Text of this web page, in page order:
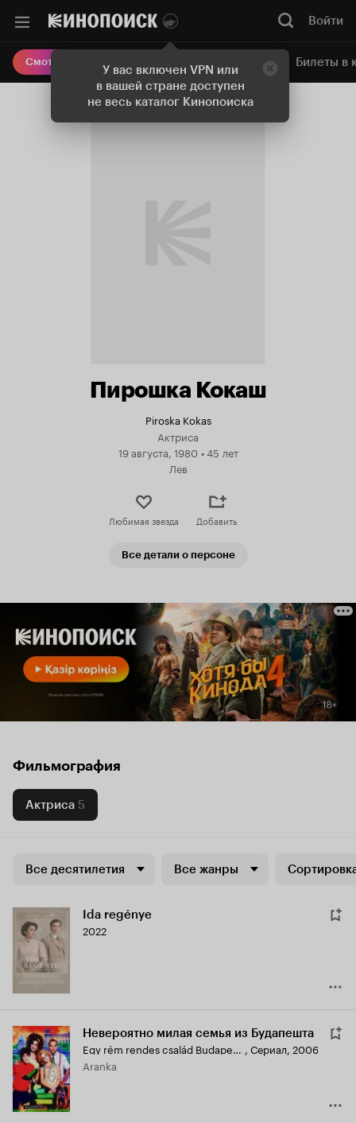
У вас включен VPN или
в вашей стране доступен
не весь каталог Кинопоиска
Войти
Смотреть кино Онлайн-кинотеатр Билеты в
Пирошка Кокаш
Piroska Kokas
Актриса
19 августа, 1980 •45 лет
Лев
Любимая звезда Добавить
Все детали о персоне
Фильмография
Актриса 5
Все десятилетия Все жанры
Ida regénye
2022
Невероятно милая семья из Будапешта
Egy rém rendes család Budapesten , Сериал, 2006
Aranka